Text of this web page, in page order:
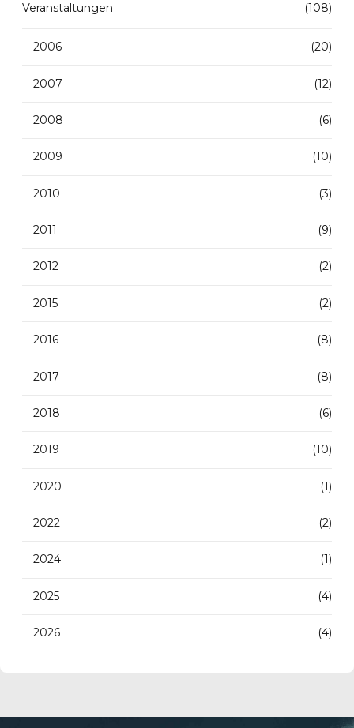
Veranstaltungen (108)
2006 (20)
2007 (12)
2008 (6)
2009 (10)
2010 (3)
2011 (9)
2012 (2)
2015 (2)
2016 (8)
2017 (8)
2018 (6)
2019 (10)
2020 (1)
2022 (2)
2024 (1)
2025 (4)
2026 (4)